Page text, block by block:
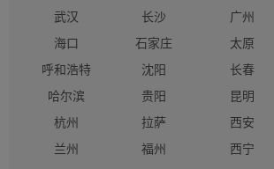
武汉
长沙 广州
海口
石家庄 太原
呼和浩特
沈阳 长春
哈尔滨
贵阳 昆明
杭州
拉萨 西安
兰州
福州 西宁